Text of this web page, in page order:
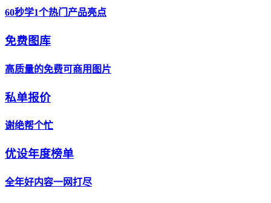
60秒学1个热门产品亮点
免费图库
高质量的免费可商用图片
私单报价
谢绝帮个忙
优设年度榜单
全年好内容一网打尽